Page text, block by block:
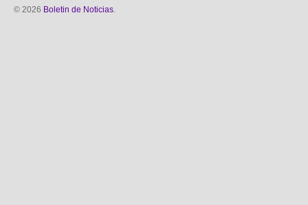
© 2026 Boletin de Noticias.